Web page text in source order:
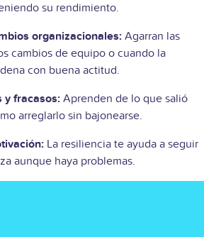
su rendimiento.
organizacionales: Agarran las
cambios de equipo o cuando la
con buena actitud.
y fracasos: Aprenden de lo que salió
arreglarlo sin bajonearse.
La resiliencia te ayuda a seguir
aunque haya problemas.